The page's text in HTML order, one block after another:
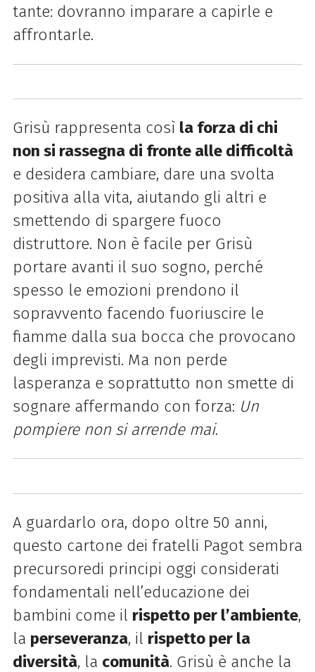
tante: dovranno imparare a capirle e
affrontarle.
Grisù rappresenta così la forza di chi
non si rassegna di fronte alle difficoltà
e desidera cambiare, dare una svolta
positiva alla vita, aiutando gli altri e
smettendo di spargere fuoco
distruttore. Non è facile per Grisù
portare avanti il suo sogno, perché
spesso le emozioni prendono il
sopravvento facendo fuoriuscire le
fiamme dalla sua bocca che provocano
degli imprevisti. Ma non perde
lasperanza e soprattutto non smette di
sognare affermando con forza: Un
pompiere non si arrende mai.
A guardarlo ora, dopo oltre 50 anni,
questo cartone dei fratelli Pagot sembra
precursoredi principi oggi considerati
fondamentali nell’educazione dei
bambini come il rispetto per l’ambiente,
la perseveranza, il rispetto per la
diversità, la comunità. Grisù è anche la